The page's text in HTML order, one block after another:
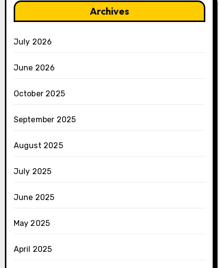
Archives
July 2026
June 2026
October 2025
September 2025
August 2025
July 2025
June 2025
May 2025
April 2025